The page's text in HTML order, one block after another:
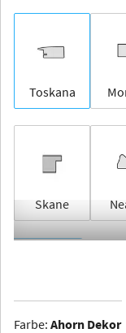
Toskana
Skane
Farbe: Ahorn Dekor